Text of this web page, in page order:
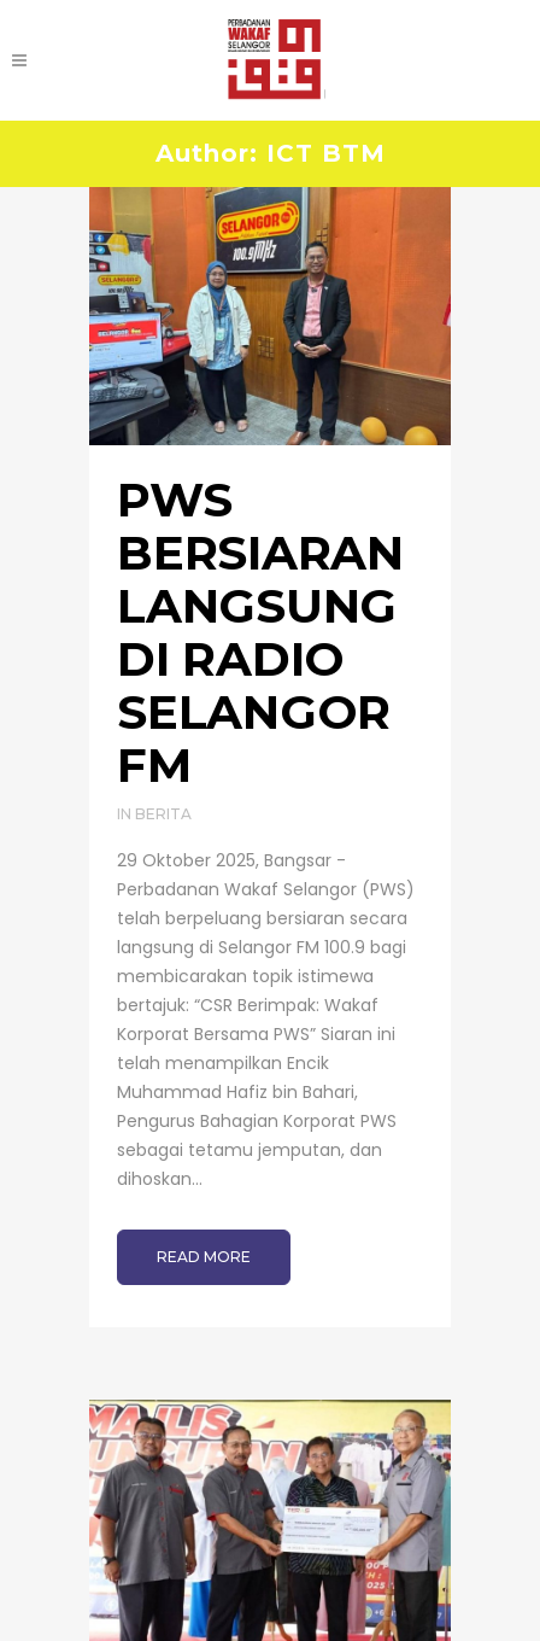
Author: ICT BTM
PWS
BERSIARAN
LANGSUNG
DI RADIO
SELANGOR
FM
IN BERITA
29 Oktober 2025, Bangsar -
Perbadanan Wakaf Selangor (PWS)
telah berpeluang bersiaran secara
langsung di Selangor FM 100.9 bagi
membicarakan topik istimewa
bertajuk: “CSR Berimpak: Wakaf
Korporat Bersama PWS” Siaran ini
telah menampilkan Encik
Muhammad Hafiz bin Bahari,
Pengurus Bahagian Korporat PWS
sebagai tetamu jemputan, dan
dihoskan...
READ MORE